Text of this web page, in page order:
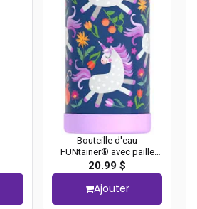
Bouteille d'eau
FUNtainer® avec paille
Thermos, 410 ml, Licorne
20.99 $
Ajouter